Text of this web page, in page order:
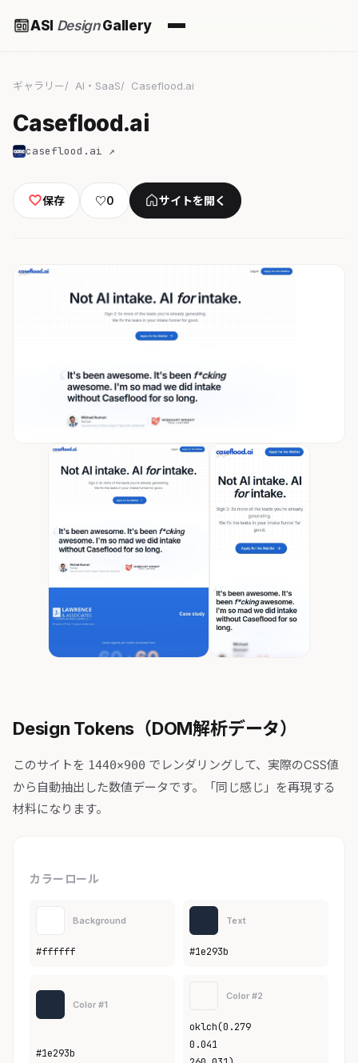
ASI DesignGallery
ギャラリー AI・SaaS Caseflood.ai
Caseflood.ai
caseflood.ai ↗
保存 ♡0 サイトを開く
Design Tokens（DOM解析データ）
このサイトを 1440×900 でレンダリングして、実際のCSS値
から自動抽出した数値データです。「同じ感じ」を再現する
材料になります。
カラーロール
Background
#ffffff
Text
#1e293b
Color #1
#1e293b
Color #2
oklch(0.279
0.041